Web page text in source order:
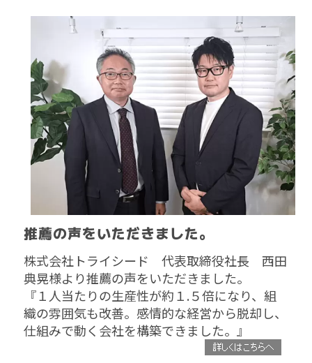
推薦の声をいただきました。
株式会社トライシード 代表取締役社長 西田
典晃様より推薦の声をいただきました。
『１人当たりの生産性が約１.５倍になり、組
織の雰囲気も改善。感情的な経営から脱却し、
仕組みで動く会社を構築できました。 』